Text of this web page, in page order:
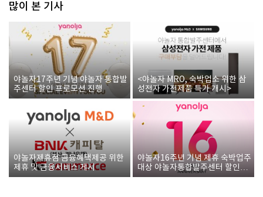
많이 본 기사
야놀자17주년 기념 야놀자 통합발
주센터 할인 프로모션 진행
<야놀자 MRO, 숙박업소 위한 삼
성전자 가전제품 특가 개시>
야놀자제휴점 금융혜택제공 위한
제휴 및 금융서비스 게시
야놀자16주년 기념 제휴 숙박업주
대상 야놀자통합발주센터 할인쿠
폰 증정